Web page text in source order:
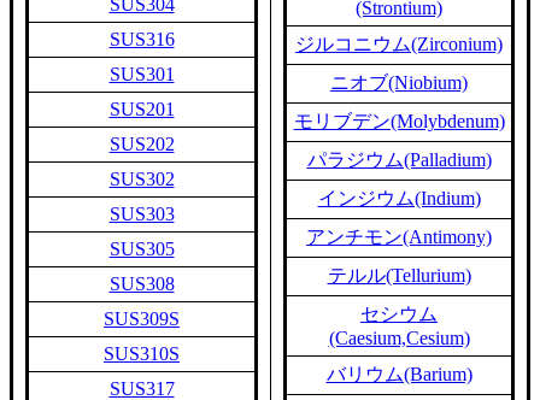
SUS304
SUS316
SUS301
SUS201
SUS202
SUS302
SUS303
SUS305
SUS308
SUS309S
SUS310S
SUS317
(Strontium)
ジルコニウム(Zirconium)
ニオブ(Niobium)
モリブデン(Molybdenum)
パラジウム(Palladium)
インジウム(Indium)
アンチモン(Antimony)
テルル(Tellurium)
セシウム
(Caesium,Cesium)
バリウム(Barium)